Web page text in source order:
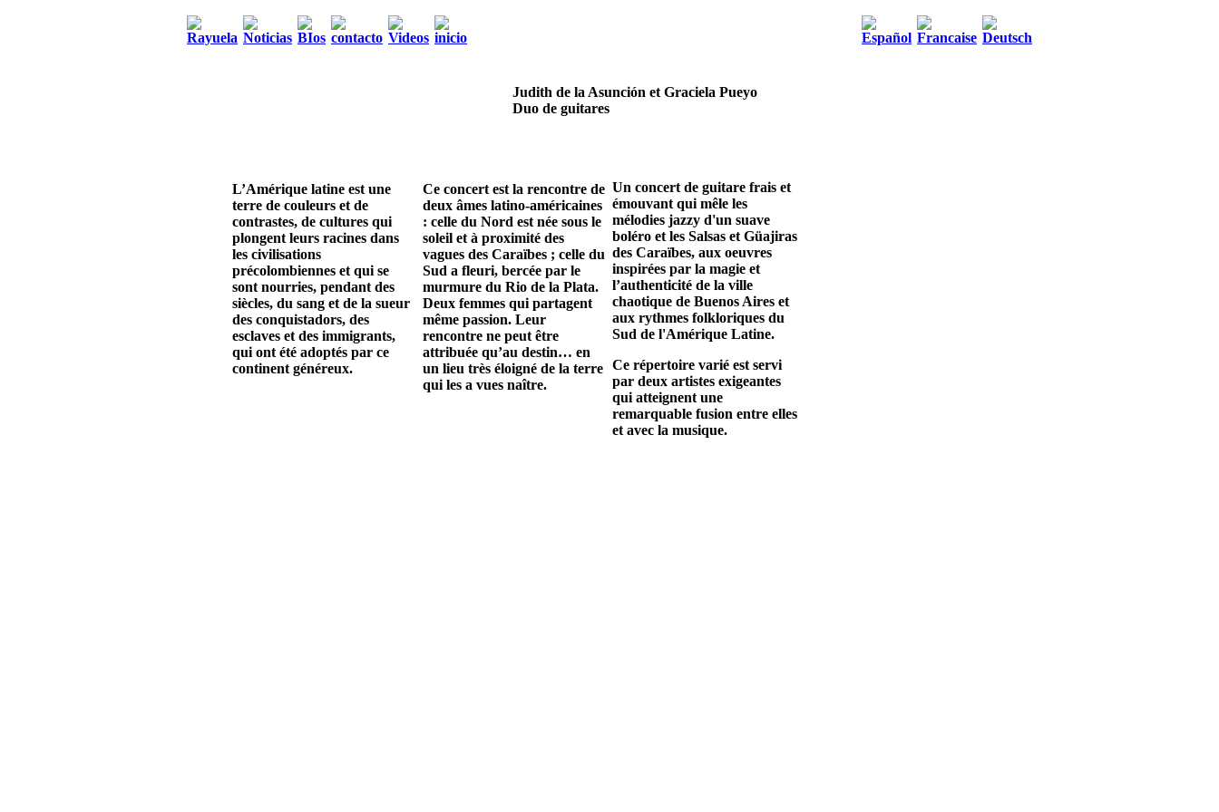
Judith de la Asunción et Graciela Pueyo
Duo de guitares
L’Amérique latine est une
terre de couleurs et de
contrastes, de cultures qui
plongent leurs racines dans
les civilisations
précolombiennes et qui se
sont nourries, pendant des
siècles, du sang et de la sueur
des conquistadors, des
esclaves et des immigrants,
qui ont été adoptés par ce
continent généreux.
Ce concert est la rencontre de
deux âmes latino-américaines
: celle du Nord est née sous le
soleil et à proximité des
vagues des Caraïbes ; celle du
Sud a fleuri, bercée par le
murmure du Rio de la Plata.
Deux femmes qui partagent
même passion. Leur
rencontre ne peut être
attribuée qu’au destin… en
un lieu très éloigné de la terre
qui les a vues naître.
Un concert de guitare frais et
émouvant qui mêle les
mélodies jazzy d'un suave
boléro et les Salsas et Güajiras
des Caraïbes, aux oeuvres
inspirées par la magie et
l’authenticité de la ville
chaotique de Buenos Aires et
aux rythmes folkloriques du
Sud de l'Amérique Latine.
Ce répertoire varié est servi
par deux artistes exigeantes
qui atteignent une
remarquable fusion entre elles
et avec la musique.